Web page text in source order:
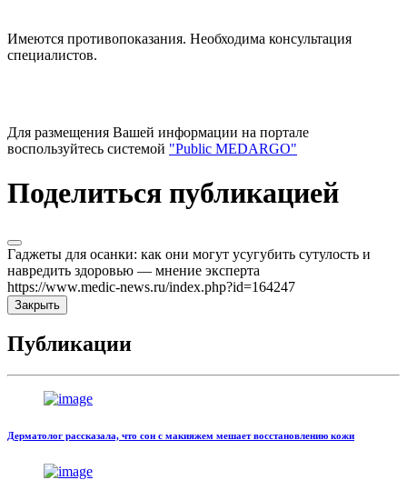
Имеются противопоказания. Необходима консультация
специалистов.
Для размещения Вашей информации на портале
воспользуйтесь системой "Public MEDARGO"
Поделиться публикацией
Гаджеты для осанки: как они могут усугубить сутулость и
навредить здоровью — мнение эксперта
https://www.medic-news.ru/index.php?id=164247
Закрыть
Публикации
Дерматолог рассказала, что сон с макияжем мешает восстановлению кожи